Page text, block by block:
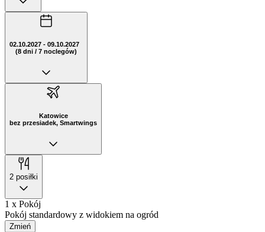
02.10.2027 - 09.10.2027
(8 dni / 7 noclegów)
Katowice
bez przesiadek, Smartwings
2 posiłki
1 x Pokój
Pokój standardowy z widokiem na ogród
Zmień